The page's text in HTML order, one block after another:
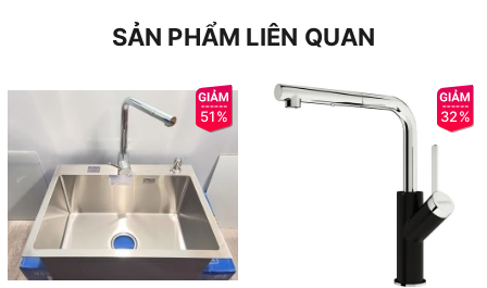
SẢN PHẨM LIÊN QUAN
51% 32%